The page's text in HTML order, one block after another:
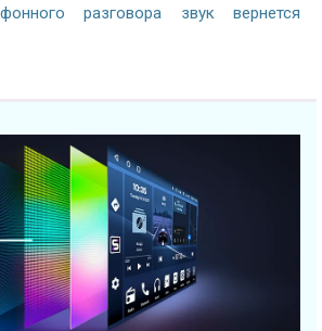
разговора звук вернется